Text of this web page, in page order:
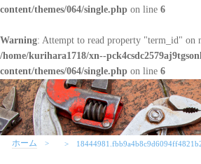
content/themes/064/single.php on line 6
Warning: Attempt to read property "term_id" on
/home/kurihara1718/xn--
content/themes/064/single.php on line 6
ホーム